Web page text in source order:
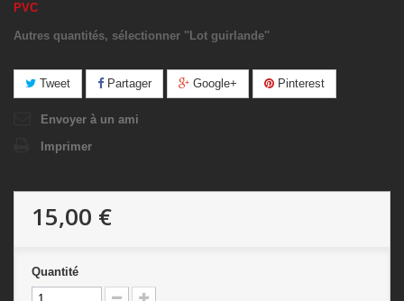
PVC
Autres quantités, sélectionner ''Lot guirlande''
Tweet Partager Google+ Pinterest
Envoyer à un ami
Imprimer
15,00 €
Quantité